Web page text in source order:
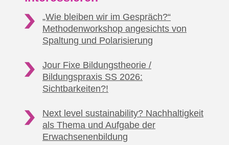
„Wie bleiben wir im Gespräch?“
Methodenworkshop angesichts von
Spaltung und Polarisierung
Jour Fixe Bildungstheorie /
Bildungspraxis SS 2026:
Sichtbarkeiten?!
Next level sustainability? Nachhaltigkeit
als Thema und Aufgabe der
Erwachsenenbildung